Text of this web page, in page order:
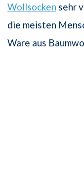
Wollsocken sehr
die meisten
Ware aus